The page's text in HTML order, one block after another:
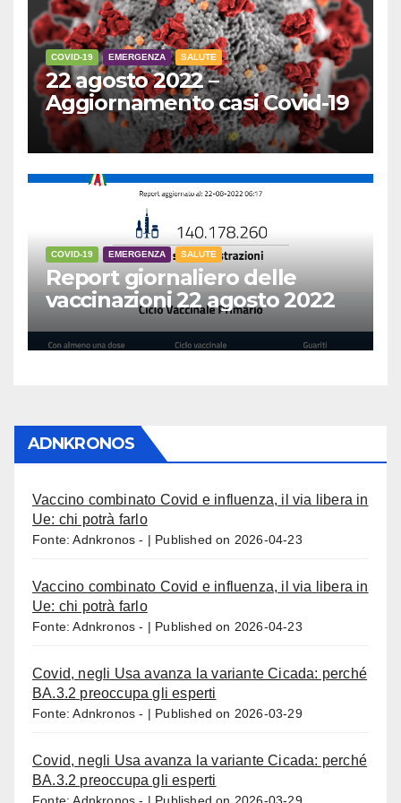
COVID-19 EMERGENZA SALUTE
22 agosto 2022 –
Aggiornamento casi Covid-19
COVID-19 EMERGENZA SALUTE
Report giornaliero delle
vaccinazioni 22 agosto 2022
ADNKRONOS
Vaccino combinato Covid e influenza, il via libera in
Ue: chi potrà farlo
Fonte: Adnkronos - Published on 2026-04-23
Vaccino combinato Covid e influenza, il via libera in
Ue: chi potrà farlo
Fonte: Adnkronos - Published on 2026-04-23
Covid, negli Usa avanza la variante Cicada: perché
BA.3.2 preoccupa gli esperti
Fonte: Adnkronos - Published on 2026-03-29
Covid, negli Usa avanza la variante Cicada: perché
BA.3.2 preoccupa gli esperti
Fonte: Adnkronos - Published on 2026-03-29